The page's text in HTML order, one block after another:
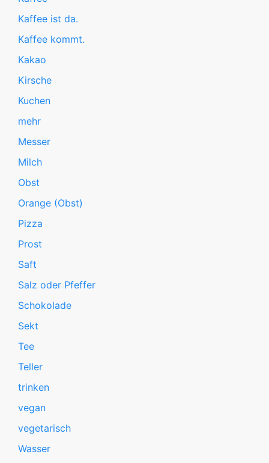
Kaffee ist da.
Kaffee kommt.
Kakao
Kirsche
Kuchen
mehr
Messer
Milch
Obst
Orange (Obst)
Pizza
Prost
Saft
Salz oder Pfeffer
Schokolade
Sekt
Tee
Teller
trinken
vegan
vegetarisch
Wasser